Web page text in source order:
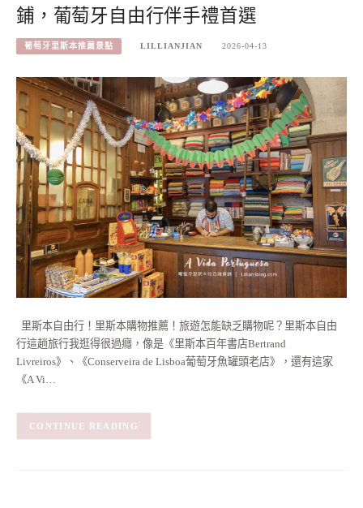
鋪，葡萄牙自由行伴手禮首選
葡萄牙里斯本推薦景點 LILLIANJIAN 2026-04-13
里斯本自由行！里斯本購物推薦！旅遊怎能缺乏購物呢？里斯本自由
行這趟旅行我逛得很過癮，像是《里斯本百年書店Bertrand
Livreiros》、《Conserveira de Lisboa葡萄牙魚罐頭老店》，還有這家
《A Vi…
CONTINUE READING